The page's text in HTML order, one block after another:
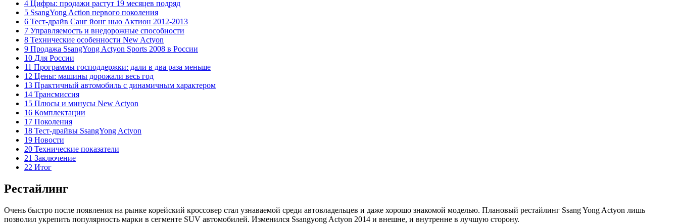
4 Цифры: продажи растут 19 месяцев подряд
5 SsangYong Action первого поколения
6 Тест-драйв Санг йонг нью Актион 2012-2013
7 Управляемость и внедорожные способности
8 Технические особенности New Actyon
9 Продажа SsangYong Actyon Sports 2008 в России
10 Для России
11 Программы господдержки: дали в два раза меньше
12 Цены: машины дорожали весь год
13 Практичный автомобиль с динамичным характером
14 Трансмиссия
15 Плюсы и минусы New Actyon
16 Комплектации
17 Поколения
18 Тест-драйвы SsangYong Actyon
19 Новости
20 Технические показатели
21 Заключение
22 Итог
Рестайлинг
Очень быстро после появления на рынке корейский кроссовер стал узнаваемой среди автовладельцев и даже хорошо знакомой моделью. Плановый рестайлинг Ssang Yong Actyon лишь
позволил укрепить популярность марки в сегменте SUV автомобилей. Изменился Ssangyong Actyon 2014 и внешне, и внутренне в лучшую сторону.